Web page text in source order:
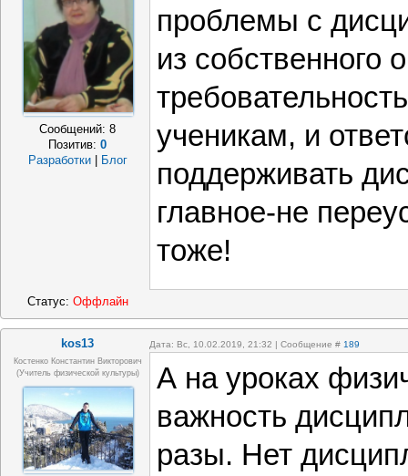
Сообщений:8
Позитив:0
Разработки | Блог
проблемы с
из собственного
ученикам, и
поддерживать
главное-не
тоже!
Статус: Оффлайн
kos13 Дата: Вс, 10.02.2019, 21:32 | Сообщение # 189
Костенко Константин Викторович
(учитель физической культуры)
А на уроках
важность
разы. Нет